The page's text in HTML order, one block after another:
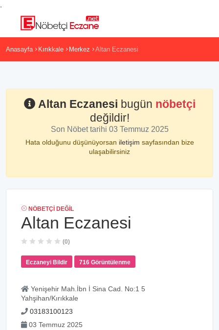
Anasayfa Kırıkkale Merkez Altan Eczanesi
Altan Eczanesi bugün nöbetçi
değildir!
Son Nöbet tarihi 03 Temmuz 2025
Hata olduğunu düşünüyorsan iletişim sayfasından bize
ulaşabilirsiniz
NÖBETÇI DEĞIL
Altan Eczanesi
(0)
Eczaneyi Bildir 716 Görüntülenme
Yenişehir Mah.İbn İ Sina Cad. No:1 5
Yahşihan/Kırıkkale
03183100123
03 Temmuz 2025